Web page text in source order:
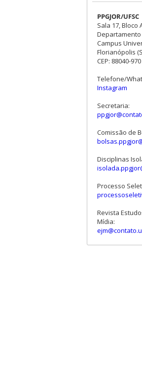
PPGJOR/UFSC
Sala 17, Bloco
Departamento
Campus
Florianópolis
CEP: 88040-970
Telefone/
Instagram
Secretaria:
Comissão de
Disciplinas
Processo
Revista
Mídia: